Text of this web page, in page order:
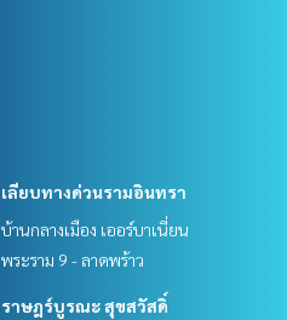
เลียบทางด่วนรามอินทรา
บ้านกลางเมือง เออร์บาเนี่ยน
พระราม 9 - ลาดพร้าว
ราษฎร์บูรณะ สุขสวัสดิ์